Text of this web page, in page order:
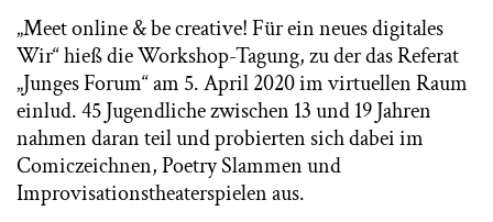
„Meet online & be creative! Für ein neues digitales
Wir“ hieß die Workshop-Tagung, zu der das Referat
„Junges Forum“ am 5. April 2020 im virtuellen Raum
einlud. 45 Jugendliche zwischen 13 und 19 Jahren
nahmen daran teil und probierten sich dabei im
Comiczeichnen, Poetry Slammen und
Improvisationstheaterspielen aus.